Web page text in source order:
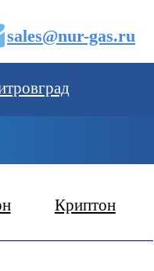
sales@nur-gas.ru
Криптон